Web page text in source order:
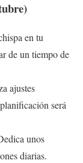
en tu
de un tiempo de
ajustes
será
unos
diarias.